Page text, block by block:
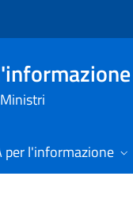
per l'informazione